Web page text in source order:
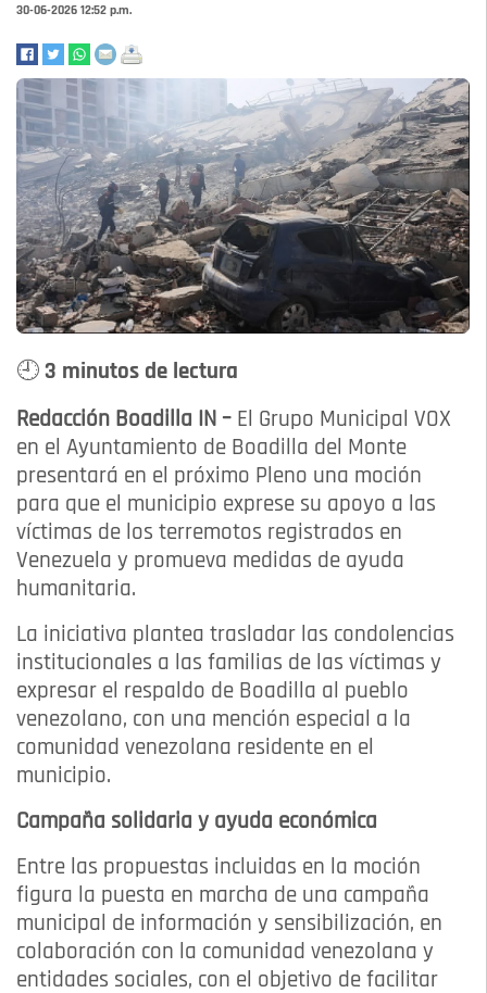
30-06-2026 12:52 p.m.
🕘 3 minutos de lectura
Redacción Boadilla IN – El Grupo Municipal VOX
en el Ayuntamiento de Boadilla del Monte
presentará en el próximo Pleno una moción
para que el municipio exprese su apoyo a las
víctimas de los terremotos registrados en
Venezuela y promueva medidas de ayuda
humanitaria.
La iniciativa plantea trasladar las condolencias
institucionales a las familias de las víctimas y
expresar el respaldo de Boadilla al pueblo
venezolano, con una mención especial a la
comunidad venezolana residente en el
municipio.
Campaña solidaria y ayuda económica
Entre las propuestas incluidas en la moción
figura la puesta en marcha de una campaña
municipal de información y sensibilización, en
colaboración con la comunidad venezolana y
entidades sociales, con el objetivo de facilitar